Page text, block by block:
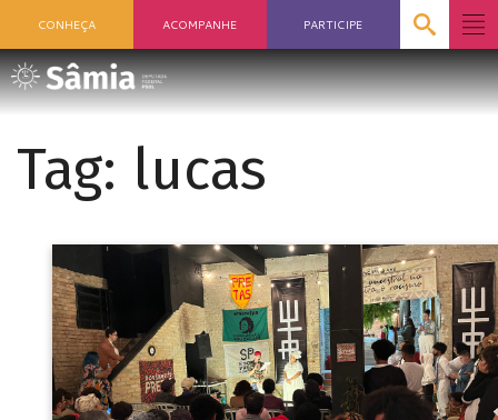
CONHEÇA ACOMPANHE PARTICIPE
Tag: lucas